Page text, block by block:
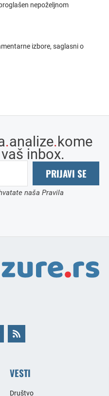
nepoželjnom
izbore, saglasni o
.analize.kome
inbox.
PRIJAVI SE
naša Pravila
VESTI
Društvo